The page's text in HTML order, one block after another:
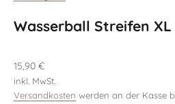
Wasserball Streifen
Angebot
15,90 €
inkl. MwSt.
Versandkosten werden an der Kasse